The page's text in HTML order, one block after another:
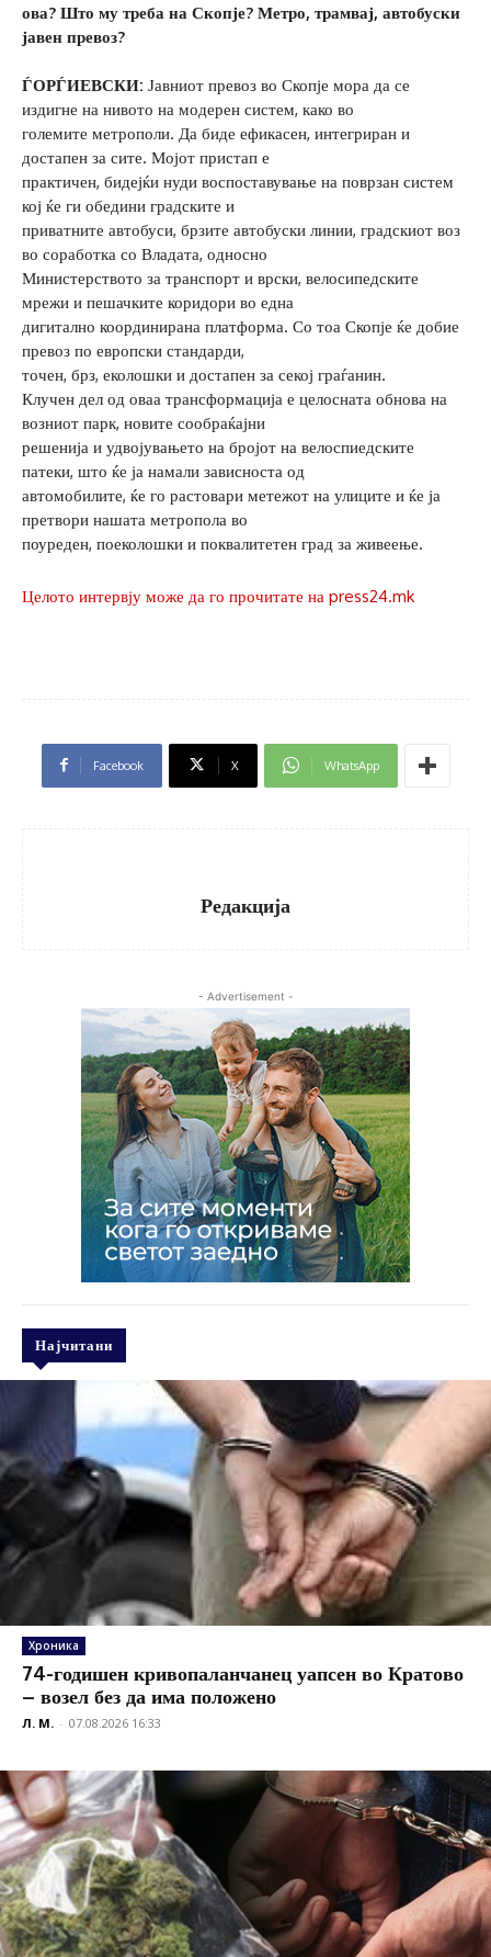
ова? Што му треба на Скопје? Метро, трамвај, автобуски
јавен превоз?
ЃОРЃИЕВСКИ: Јавниот превоз во Скопје мора да се
издигне на нивото на модерен систем, како во
големите метрополи. Да биде ефикасен, интегриран и
достапен за сите. Мојот пристап е
практичен, бидејќи нуди воспоставување на поврзан систем
кој ќе ги обедини градските и
приватните автобуси, брзите автобуски линии, градскиот воз
во соработка со Владата, односно
Министерството за транспорт и врски, велосипедските
мрежи и пешачките коридори во една
дигитално координирана платформа. Со тоа Скопје ќе добие
превоз по европски стандарди,
точен, брз, еколошки и достапен за секој граѓанин.
Клучен дел од оваа трансформација е целосната обнова на
возниот парк, новите сообраќајни
решенија и удвојувањето на бројот на велоспиедските
патеки, што ќе ја намали зависноста од
автомобилите, ќе го растовари метежот на улиците и ќе ја
претвори нашата метропола во
поуреден, поеколошки и поквалитетен град за живеење.
Целото интервју може да го прочитате на press24.mk
Facebook X WhatsApp
Редакција
- Advertisement -
Најчитани
Хроника
74-годишен кривопаланчанец уапсен во Кратово
– возел без да има положено
Л. М. - 07.08.2026 16:33